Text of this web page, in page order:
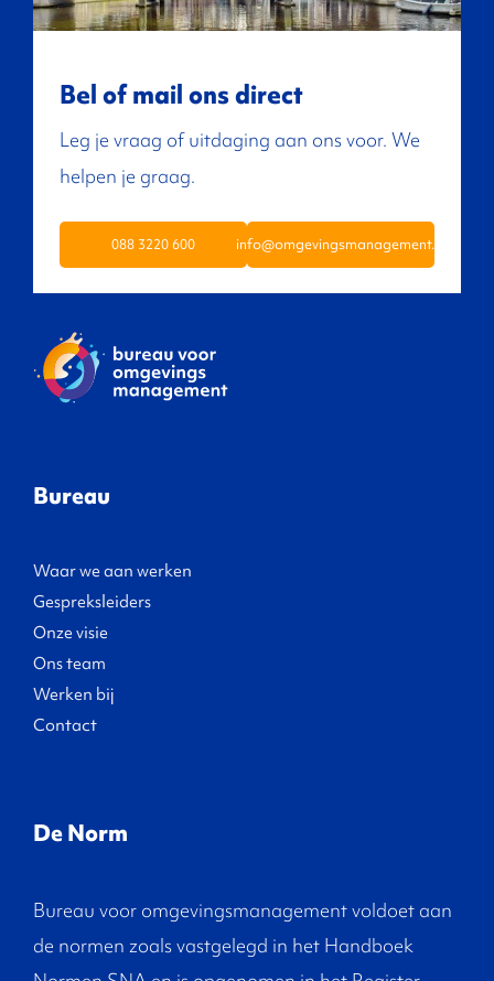
Bel of mail ons direct
Leg je vraag of uitdaging aan ons voor. We
helpen je graag.
088 3220 600 info@omgevingsmanagement.nl
Bureau
Waar we aan werken
Gespreksleiders
Onze visie
Ons team
Werken bij
Contact
De Norm
Bureau voor omgevingsmanagement voldoet aan
de normen zoals vastgelegd in het Handboek